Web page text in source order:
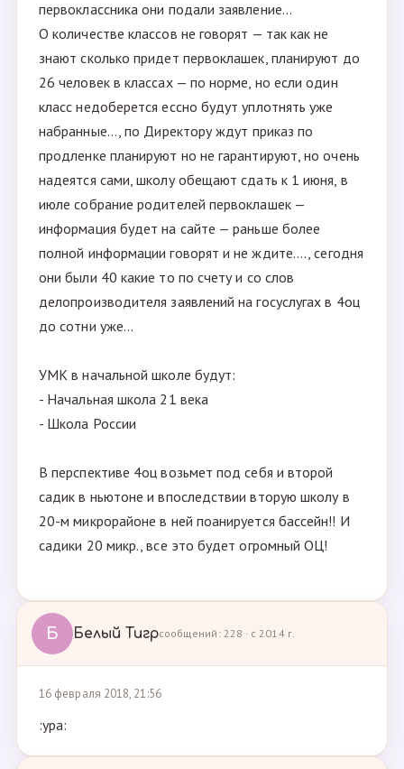
первоклассника они подали заявление...
О количестве классов не говорят — так как не
знают сколько придет первоклашек, планируют до
26 человек в классах — по норме, но если один
класс недоберется ессно будут уплотнять уже
набранные..., по Директору ждут приказ по
продленке планируют но не гарантируют, но очень
надеятся сами, школу обещают сдать к 1 июня, в
июле собрание родителей первоклашек —
информация будет на сайте — раньше более
полной информации говорят и не ждите...., сегодня
они были 40 какие то по счету и со слов
делопроизводителя заявлений на госуслугах в 4оц
до сотни уже...
УМК в начальной школе будут:
- Начальная школа 21 века
- Школа России
В перспективе 4оц возьмет под себя и второй
садик в ньютоне и впоследствии вторую школу в
20-м микрорайоне в ней поанируется бассейн!! И
садики 20 микр., все это будет огромный ОЦ!
Б Белый Тигрсообщений: 228 · с 2014 г.
16 февраля 2018, 21:56
:ура: